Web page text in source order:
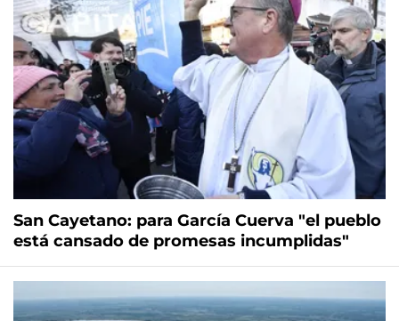
San Cayetano: para García Cuerva "el pueblo
está cansado de promesas incumplidas"